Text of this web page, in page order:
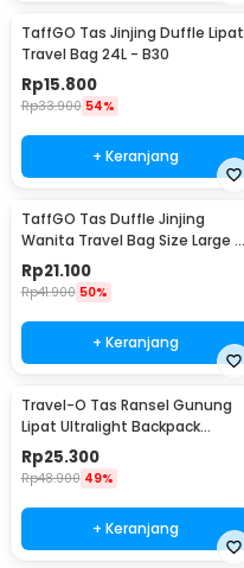
TaffGO Tas Jinjing Duffle Lipat
Travel Bag 24L - B30
Rp15.800
Rp33.900 54%
+ Keranjang
TaffGO Tas Duffle Jinjing
Wanita Travel Bag Size Large -
X78
Rp21.100
Rp41.900 50%
+ Keranjang
Travel-O Tas Ransel Gunung
Lipat Ultralight Backpack
Waterproof - LC21
Rp25.300
Rp48.900 49%
+ Keranjang